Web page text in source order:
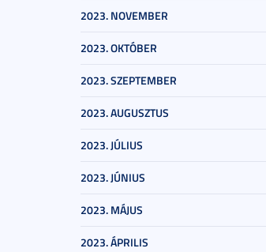
2023. NOVEMBER
2023. OKTÓBER
2023. SZEPTEMBER
2023. AUGUSZTUS
2023. JÚLIUS
2023. JÚNIUS
2023. MÁJUS
2023. ÁPRILIS